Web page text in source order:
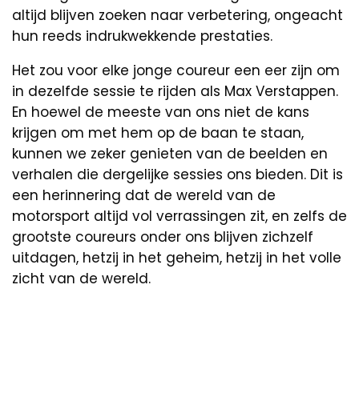
altijd blijven zoeken naar verbetering, ongeacht
hun reeds indrukwekkende prestaties.
Het zou voor elke jonge coureur een eer zijn om
in dezelfde sessie te rijden als Max Verstappen.
En hoewel de meeste van ons niet de kans
krijgen om met hem op de baan te staan,
kunnen we zeker genieten van de beelden en
verhalen die dergelijke sessies ons bieden. Dit is
een herinnering dat de wereld van de
motorsport altijd vol verrassingen zit, en zelfs de
grootste coureurs onder ons blijven zichzelf
uitdagen, hetzij in het geheim, hetzij in het volle
zicht van de wereld.